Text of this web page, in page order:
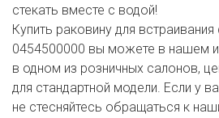
стекать вместе с водой!
Купить раковину для
0454500000 вы можете в нашем
в одном из розничных салонов,
для стандартной модели. Если у
не стесняйтесь обращаться к